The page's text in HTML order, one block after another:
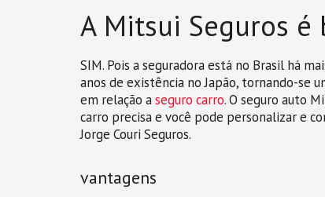
A Mitsui Seguros é
SIM. Pois a seguradora está no Brasil há
anos de existência no Japão, tornando-se
em relação aseguro carro. O seguro auto
carro precisa e você pode personalizar e
Jorge Couri Seguros.
vantagens